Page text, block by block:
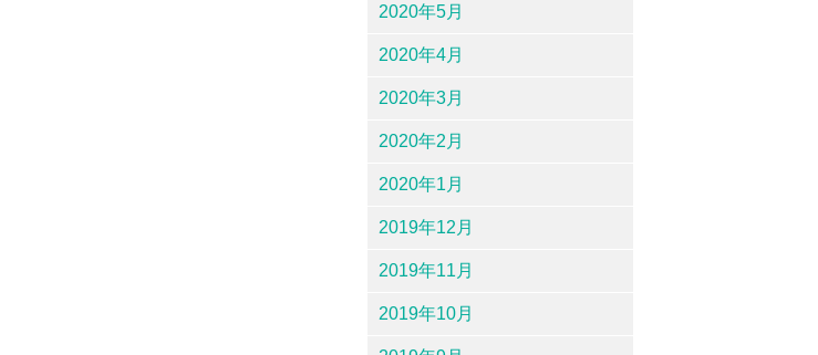
2020年5月
2020年4月
2020年3月
2020年2月
2020年1月
2019年12月
2019年11月
2019年10月